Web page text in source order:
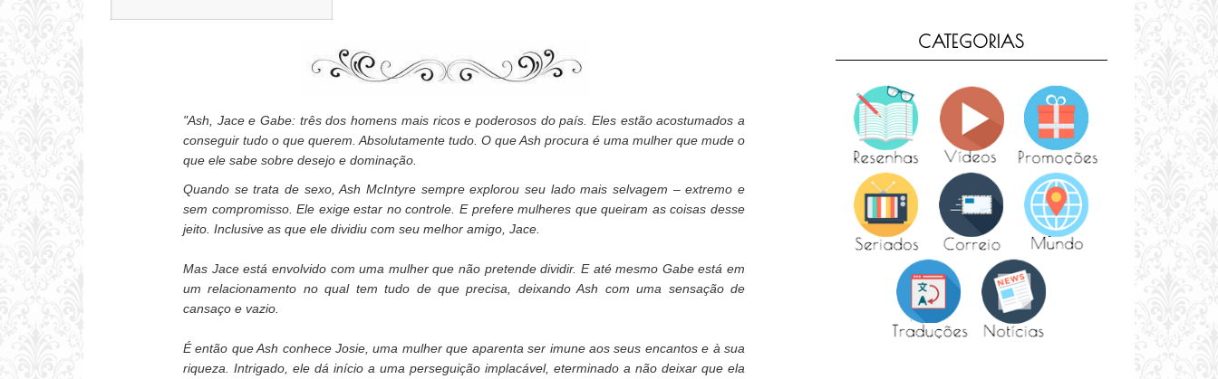
"Ash, Jace e Gabe: três dos homens mais ricos e poderosos do país. Eles estão acostumados a
conseguir tudo o que querem. Absolutamente tudo. O que Ash procura é uma mulher que mude o
que ele sabe sobre desejo e dominação.
Quando se trata de sexo, Ash McIntyre sempre explorou seu lado mais selvagem – extremo e
sem compromisso. Ele exige estar no controle. E prefere mulheres que queiram as coisas desse
jeito. Inclusive as que ele dividiu com seu melhor amigo, Jace.
Mas Jace está envolvido com uma mulher que não pretende dividir. E até mesmo Gabe está em
um relacionamento no qual tem tudo de que precisa, deixando Ash com uma sensação de
cansaço e vazio.
É então que Ash conhece Josie, uma mulher que aparenta ser imune aos seus encantos e à sua
riqueza. Intrigado, ele dá início a uma perseguição implacável, eterminado a não deixar que ela
CATEGORIAS